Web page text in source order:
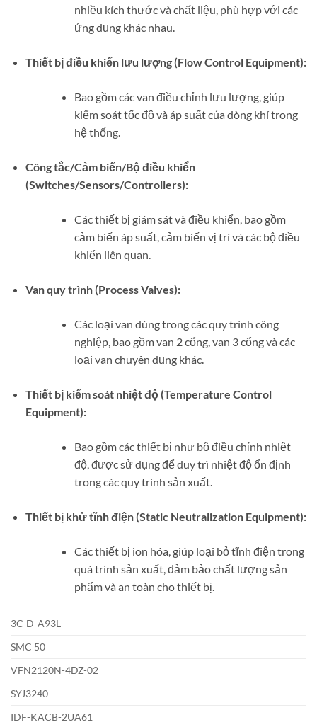
nhiều kích thước và chất liệu, phù hợp với các
ứng dụng khác nhau.
Thiết bị điều khiển lưu lượng (Flow Control Equipment):
Bao gồm các van điều chỉnh lưu lượng, giúp
kiểm soát tốc độ và áp suất của dòng khí trong
hệ thống.
Công tắc/Cảm biến/Bộ điều khiển
(Switches/Sensors/Controllers):
Các thiết bị giám sát và điều khiển, bao gồm
cảm biến áp suất, cảm biến vị trí và các bộ điều
khiển liên quan.
Van quy trình (Process Valves):
Các loại van dùng trong các quy trình công
nghiệp, bao gồm van 2 cổng, van 3 cổng và các
loại van chuyên dụng khác.
Thiết bị kiểm soát nhiệt độ (Temperature Control
Equipment):
Bao gồm các thiết bị như bộ điều chỉnh nhiệt
độ, được sử dụng để duy trì nhiệt độ ổn định
trong các quy trình sản xuất.
Thiết bị khử tĩnh điện (Static Neutralization Equipment):
Các thiết bị ion hóa, giúp loại bỏ tĩnh điện trong
quá trình sản xuất, đảm bảo chất lượng sản
phẩm và an toàn cho thiết bị.
3C-D-A93L
SMC 50
VFN2120N-4DZ-02
SYJ3240
IDF-KACB-2UA61